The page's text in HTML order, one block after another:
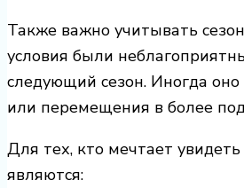
Также важно учитывать
условия были
следующий сезон. Иногда оно
или перемещения в более
Для тех, кто мечтает
являются: